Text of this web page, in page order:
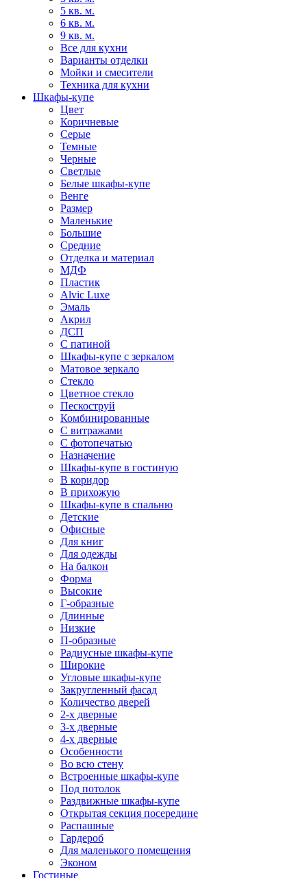
5 кв. м.
6 кв. м.
9 кв. м.
Все для кухни
Варианты отделки
Мойки и смесители
Техника для кухни
Шкафы-купе
Цвет
Коричневые
Серые
Темные
Черные
Светлые
Белые шкафы-купе
Венге
Размер
Маленькие
Большие
Средние
Отделка и материал
МДФ
Пластик
Alvic Luxe
Эмаль
Акрил
ДСП
С патиной
Шкафы-купе с зеркалом
Матовое зеркало
Стекло
Цветное стекло
Пескоструй
Комбинированные
С витражами
С фотопечатью
Назначение
Шкафы-купе в гостиную
В коридор
В прихожую
Шкафы-купе в спальню
Детские
Офисные
Для книг
Для одежды
На балкон
Форма
Высокие
Г-образные
Длинные
Низкие
П-образные
Радиусные шкафы-купе
Широкие
Угловые шкафы-купе
Закругленный фасад
Количество дверей
2-х дверные
3-х дверные
4-х дверные
Особенности
Во всю стену
Встроенные шкафы-купе
Под потолок
Раздвижные шкафы-купе
Открытая секция посередине
Распашные
Гардероб
Для маленького помещения
Эконом
Гостиные